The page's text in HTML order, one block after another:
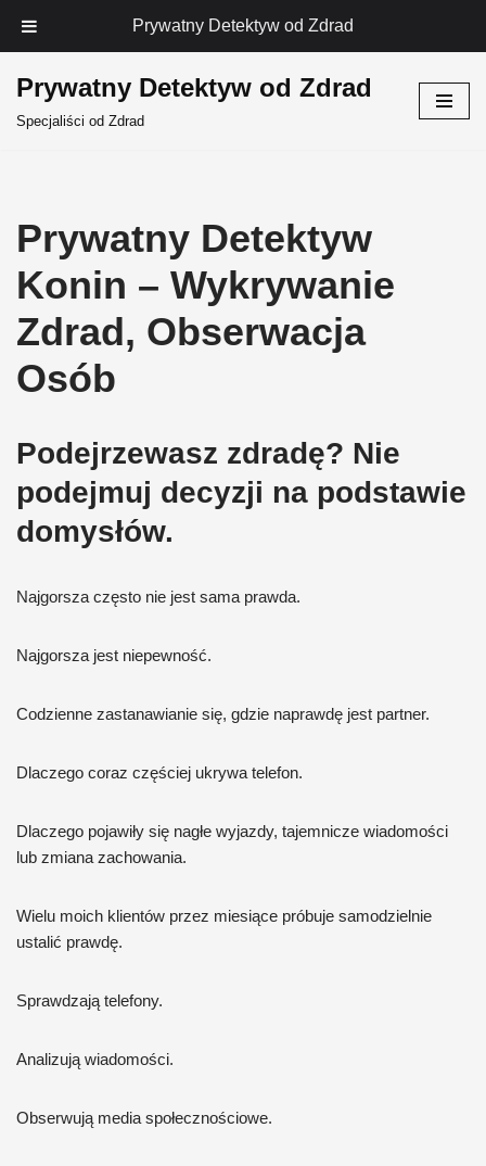
Prywatny Detektyw od Zdrad
Prywatny Detektyw od Zdrad
Specjaliści od Zdrad
Prywatny Detektyw
Konin – Wykrywanie
Zdrad, Obserwacja
Osób
Podejrzewasz zdradę? Nie
podejmuj decyzji na podstawie
domysłów.
Najgorsza często nie jest sama prawda.
Najgorsza jest niepewność.
Codzienne zastanawianie się, gdzie naprawdę jest partner.
Dlaczego coraz częściej ukrywa telefon.
Dlaczego pojawiły się nagłe wyjazdy, tajemnicze wiadomości
lub zmiana zachowania.
Wielu moich klientów przez miesiące próbuje samodzielnie
ustalić prawdę.
Sprawdzają telefony.
Analizują wiadomości.
Obserwują media społecznościowe.